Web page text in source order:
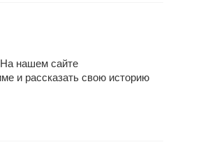
На нашем сайте
и рассказать свою историю